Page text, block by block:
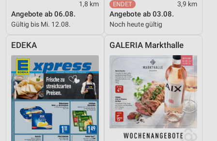
1,8 km
Angebote ab 06.08.
Gültig bis Mi. 12.08.
3,9 km
Angebote ab 03.08.
Noch heute gültig
EDEKA GALERIA Markthalle